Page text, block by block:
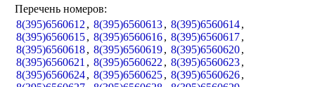
Перечень номеров:
8(395)6560612 , 8(395)6560613, 8(395)6560614,
8(395)6560615, 8(395)6560616, 8(395)6560617,
8(395)6560618, 8(395)6560619, 8(395)6560620,
8(395)6560621 , 8(395)6560622 , 8(395)6560623,
8(395)6560624, 8(395)6560625, 8(395)6560626,